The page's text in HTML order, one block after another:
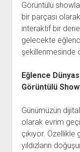
Görüntülü
bir parçası
interaktif bir
gelecekte
şekillenmesinde
Eğlence
Görüntülü
Günümüzün
olarak evrim
çıkıyor.
yıldızların